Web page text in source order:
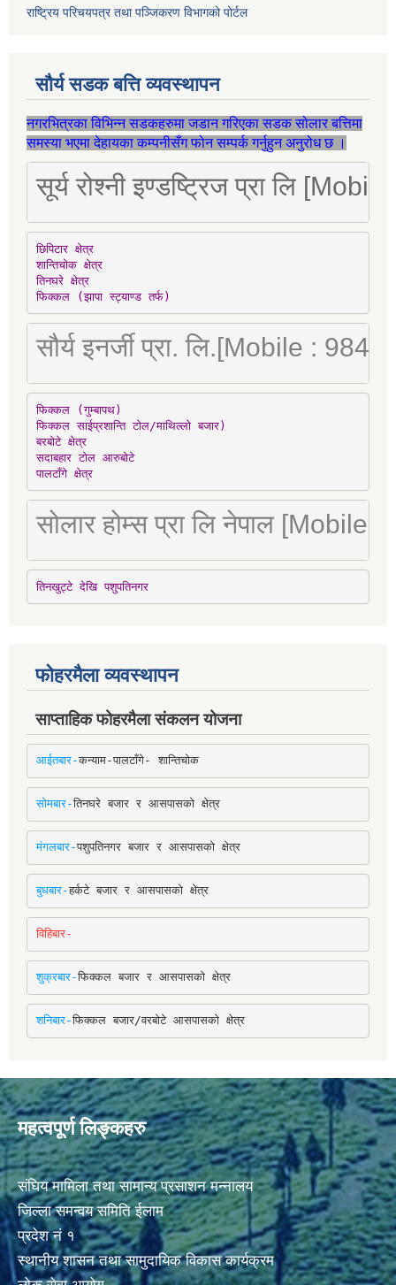
राष्ट्रिय परिचयपत्र तथा पञ्जिकरण विभागको पोर्टल
सौर्य सडक बत्ति व्यवस्थापन
नगरभित्रका विभिन्न सडकहरुमा जडान गरिएका सडक सोलार बत्तिमा
समस्या भएमा देहायका कम्पनीसँग फोन सम्पर्क गर्नुहुन अनुरोध छ ।
सूर्य रोश्नी इण्डष्ट्रिज प्रा लि
छिपिटार क्षेत्र
शान्तिचोक क्षेत्र
तिनघरे क्षेत्र
फिक्कल (झापा स्ट्याण्ड तर्फ)
सौर्य इनर्जी प्रा. लि.[Mobile :
फिक्कल (गुम्बापथ)
फिक्कल साईप्रशान्ति टोल/माथिल्लो बजार)
बरबोटे क्षेत्र
सदाबहार टोल आरुबोटे
पालटाँगे क्षेत्र
सोलार होम्स प्रा लि नेपाल [Mobile
तिनखुट्टे देखि पशुपतिनगर
फोहरमैला व्यवस्थापन
साप्ताहिक फोहरमैला संकलन योजना
आईतबार-कन्याम-पालटाँगे- शान्तिचोक
सोमबार-तिनघरे बजार र आसपासको क्षेत्र
मंगलबार-पशुपतिनगर बजार र आसपासको क्षेत्र
बुधबार-हर्कटे बजार र आसपासको क्षेत्र
विहिबार-
शुक्रबार-फिक्कल बजार र आसपासको क्षेत्र
शनिबार-फिक्कल बजार/वरबोटे आसपासको क्षेत्र
महत्वपूर्ण लिङ्कहरु
संघिय मामिला तथा सामान्य प्रसाशन मन्नालय
जिल्ला समन्वय समिति ईलाम
प्रदेश नं १
स्थानीय शासन तथा सामुदायिक विकास कार्यक्रम